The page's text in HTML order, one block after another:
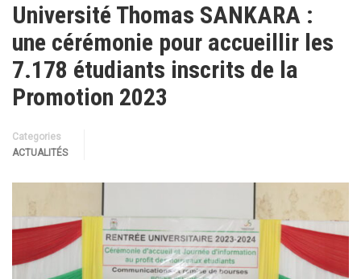
Université Thomas SANKARA :
une cérémonie pour accueillir les
7.178 étudiants inscrits de la
Promotion 2023
Categories
ACTUALITÉS